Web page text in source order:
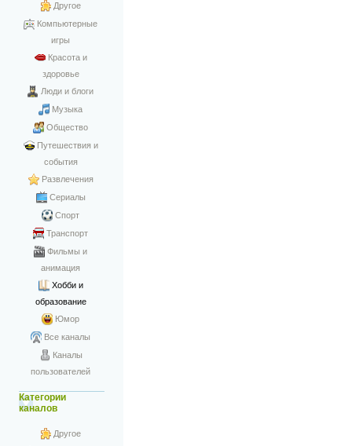
Другое
Компьютерные
игры
Красота и
здоровье
Люди и блоги
Музыка
Общество
Путешествия и
события
Развлечения
Сериалы
Спорт
Транспорт
Фильмы и
анимация
Хобби и
образование
Юмор
Все каналы
Каналы
пользователей
Категории
каналов
Другое